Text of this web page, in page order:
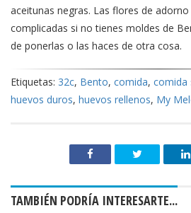
aceitunas negras. Las flores de
complicadas si no tienes moldes de
de ponerlas o las haces de otra cosa.
Etiquetas: 32c, Bento, comida, comida
huevos duros, huevos rellenos, My
TAMBIÉN PODRÍA INTERESARTE...